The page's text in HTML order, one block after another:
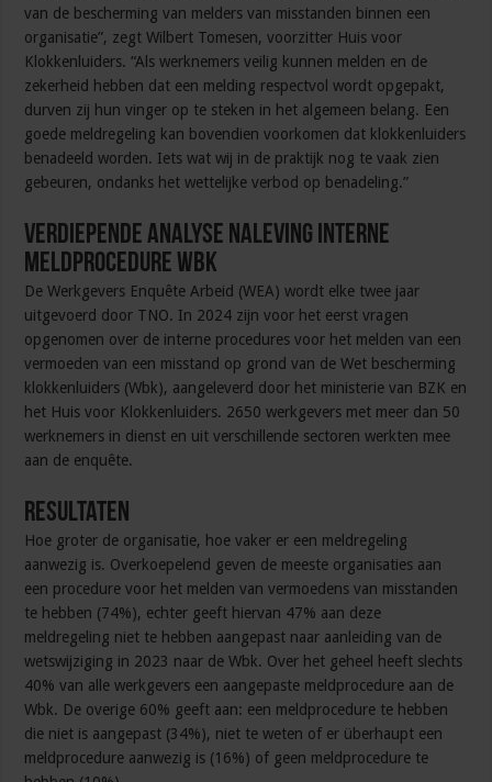
van de bescherming van melders van misstanden binnen een
organisatie”, zegt Wilbert Tomesen, voorzitter Huis voor
Klokkenluiders. “Als werknemers veilig kunnen melden en de
zekerheid hebben dat een melding respectvol wordt opgepakt,
durven zij hun vinger op te steken in het algemeen belang. Een
goede meldregeling kan bovendien voorkomen dat klokkenluiders
benadeeld worden. Iets wat wij in de praktijk nog te vaak zien
gebeuren, ondanks het wettelijke verbod op benadeling.”
Verdiepende analyse Naleving interne
meldprocedure Wbk
De Werkgevers Enquête Arbeid (WEA) wordt elke twee jaar
uitgevoerd door TNO. In 2024 zijn voor het eerst vragen
opgenomen over de interne procedures voor het melden van een
vermoeden van een misstand op grond van de Wet bescherming
klokkenluiders (Wbk), aangeleverd door het ministerie van BZK en
het Huis voor Klokkenluiders. 2650 werkgevers met meer dan 50
werknemers in dienst en uit verschillende sectoren werkten mee
aan de enquête.
Resultaten
Hoe groter de organisatie, hoe vaker er een meldregeling
aanwezig is. Overkoepelend geven de meeste organisaties aan
een procedure voor het melden van vermoedens van misstanden
te hebben (74%), echter geeft hiervan 47% aan deze
meldregeling niet te hebben aangepast naar aanleiding van de
wetswijziging in 2023 naar de Wbk. Over het geheel heeft slechts
40% van alle werkgevers een aangepaste meldprocedure aan de
Wbk. De overige 60% geeft aan: een meldprocedure te hebben
die niet is aangepast (34%), niet te weten of er überhaupt een
meldprocedure aanwezig is (16%) of geen meldprocedure te